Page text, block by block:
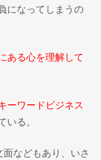
になってしまうの
ある心を理解して
ーワードビジネス
いる。
などもあり、いさ